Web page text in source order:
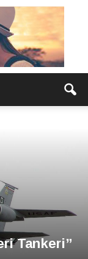
Tankeri”